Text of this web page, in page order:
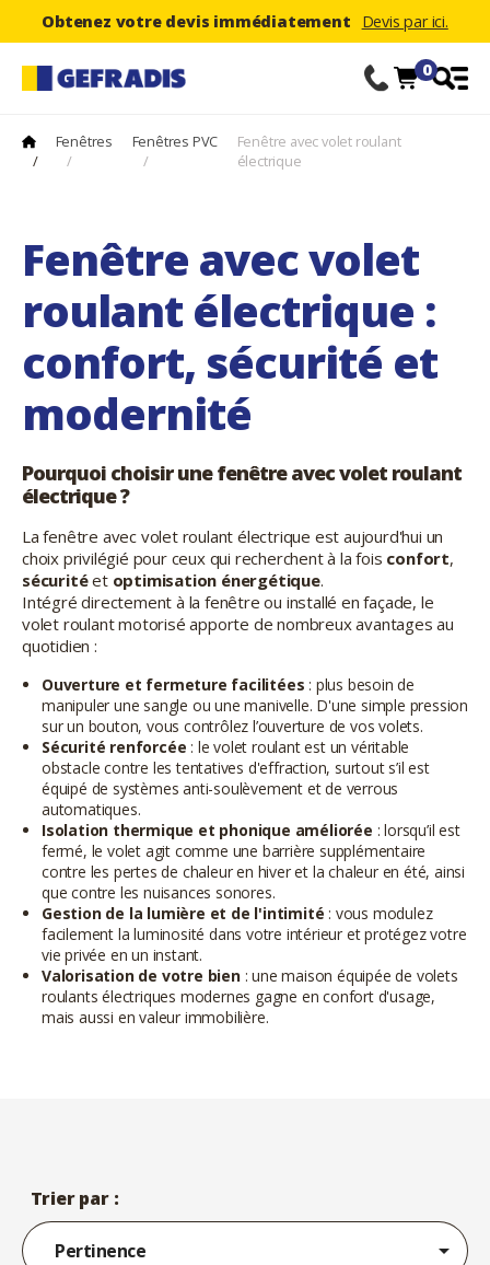
Obtenez votre devis immédiatement Devis par ici.
0
/
Fenêtres
/
Fenêtres PVC
/
Fenêtre avec volet roulant
électrique
Fenêtre avec volet
roulant électrique :
confort, sécurité et
modernité
Pourquoi choisir une fenêtre avec volet roulant
électrique ?
La fenêtre avec volet roulant électrique est aujourd'hui un
choix privilégié pour ceux qui recherchent à la fois confort,
sécuritéet optimisation énergétique.
Intégré directement à la fenêtre ou installé en façade, le
volet roulant motorisé apporte de nombreux avantages au
quotidien :
Ouverture et fermeture facilitées : plus besoin de
manipuler une sangle ou une manivelle. D'une simple pression
sur un bouton, vous contrôlez l’ouverture de vos volets.
Sécurité renforcée : le volet roulant est un véritable
obstacle contre les tentatives d'effraction, surtout s’il est
équipé de systèmes anti-soulèvement et de verrous
automatiques.
Isolation thermique et phonique améliorée : lorsqu’il est
fermé, le volet agit comme une barrière supplémentaire
contre les pertes de chaleur en hiver et la chaleur en été, ainsi
que contre les nuisances sonores.
Gestion de la lumière et de l'intimité : vous modulez
facilement la luminosité dans votre intérieur et protégez votre
vie privée en un instant.
Valorisation de votre bien: une maison équipée de volets
roulants électriques modernes gagne en confort d'usage,
mais aussi en valeur immobilière.
Trier par :
Pertinence 